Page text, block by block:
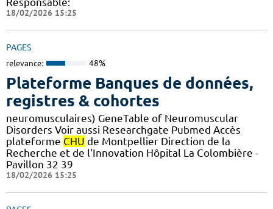
18/02/2026 15:25
PAGES
relevance: 48%
Plateforme Banques de données,
registres & cohortes
neuromusculaires) GeneTable of Neuromuscular
Disorders Voir aussi Researchgate Pubmed Accès
plateforme CHU de Montpellier Direction de la
Recherche et de l'Innovation Hôpital La Colombière -
Pavillon 32 39
18/02/2026 15:25